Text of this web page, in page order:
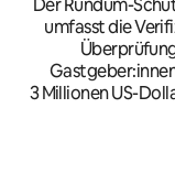
Der Rundum-
umfasst die
3 Millionen US-